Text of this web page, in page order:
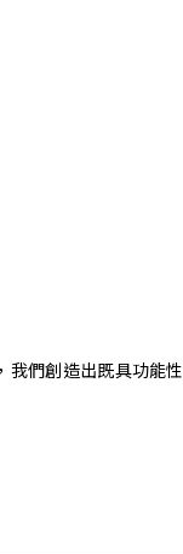
們創造出既具功